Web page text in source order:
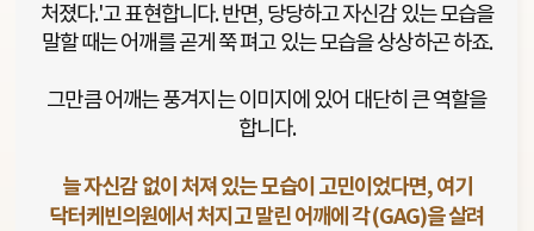
처졌다.'고 표현합니다. 반면, 당당하고 자신감 있는 모습을
말할 때는 어깨를 곧게 쭉 펴고 있는 모습을 상상하곤 하죠.
그만큼 어깨는 풍겨지는 이미지에 있어 대단히 큰 역할을
합니다.
늘 자신감 없이 처져 있는 모습이 고민이었다면, 여기
닥터케빈의원에서 처지고 말린 어깨에 각(GAG)을 살려